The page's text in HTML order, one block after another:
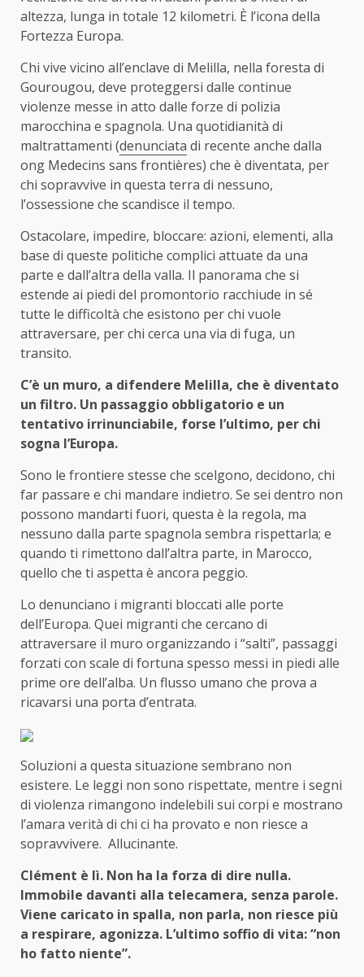
altezza, lunga in totale 12 kilometri. È l’icona della
Fortezza Europa.
Chi vive vicino all’enclave di Melilla, nella foresta di
Gourougou, deve proteggersi dalle continue
violenze messe in atto dalle forze di polizia
marocchina e spagnola. Una quotidianità di
maltrattamenti (denunciata di recente anche dalla
ong Medecins sans frontières) che è diventata, per
chi sopravvive in questa terra di nessuno,
l’ossessione che scandisce il tempo.
Ostacolare, impedire, bloccare: azioni, elementi, alla
base di queste politiche complici attuate da una
parte e dall’altra della valla. Il panorama che si
estende ai piedi del promontorio racchiude in sé
tutte le difficoltà che esistono per chi vuole
attraversare, per chi cerca una via di fuga, un
transito.
C’è un muro, a difendere Melilla, che è diventato
un filtro. Un passaggio obbligatorio e un
tentativo irrinunciabile, forse l’ultimo, per chi
sogna l’Europa.
Sono le frontiere stesse che scelgono, decidono, chi
far passare e chi mandare indietro. Se sei dentro non
possono mandarti fuori, questa è la regola, ma
nessuno dalla parte spagnola sembra rispettarla; e
quando ti rimettono dall’altra parte, in Marocco,
quello che ti aspetta è ancora peggio.
Lo denunciano i migranti bloccati alle porte
dell’Europa. Quei migranti che cercano di
attraversare il muro organizzando i “salti”, passaggi
forzati con scale di fortuna spesso messi in piedi alle
prime ore dell’alba. Un flusso umano che prova a
ricavarsi una porta d’entrata.
Soluzioni a questa situazione sembrano non
esistere. Le leggi non sono rispettate, mentre i segni
di violenza rimangono indelebili sui corpi e mostrano
l’amara verità di chi ci ha provato e non riesce a
sopravvivere. Allucinante.
Clément è lì. Non ha la forza di dire nulla.
Immobile davanti alla telecamera, senza parole.
Viene caricato in spalla, non parla, non riesce più
a respirare, agonizza. L’ultimo soffio di vita: “non
ho fatto niente”.